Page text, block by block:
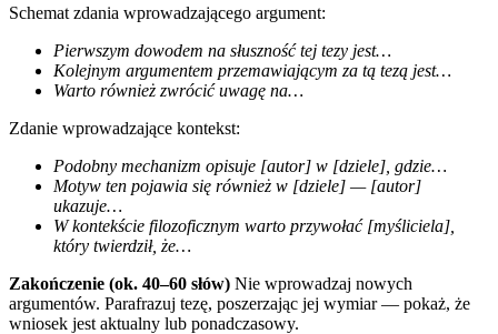
Schemat zdania wprowadzającego argument:
Pierwszym dowodem na słuszność tej tezy jest…
Kolejnym argumentem przemawiającym za tą tezą jest…
Warto również zwrócić uwagę na…
Zdanie wprowadzające kontekst:
Podobny mechanizm opisuje [autor] w [dziele], gdzie…
Motyw ten pojawia się również w [dziele] — [autor]
ukazuje…
W kontekście filozoficznym warto przywołać [myśliciela],
który twierdził, że…
Zakończenie (ok. 40–60 słów) Nie wprowadzaj nowych
argumentów. Parafrazuj tezę, poszerzając jej wymiar — pokaż, że
wniosek jest aktualny lub ponadczasowy.